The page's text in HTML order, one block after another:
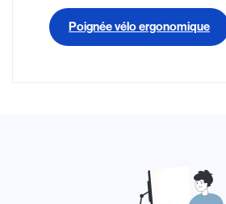
Poignée vélo ergonomique